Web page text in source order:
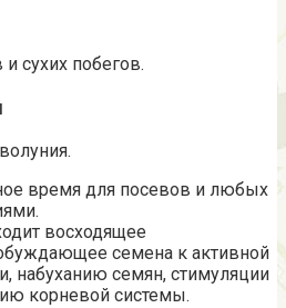
сухих побегов.
время для посевов и любых
восходящее
семена к активной
набуханию семян, стимуляции
корневой системы.